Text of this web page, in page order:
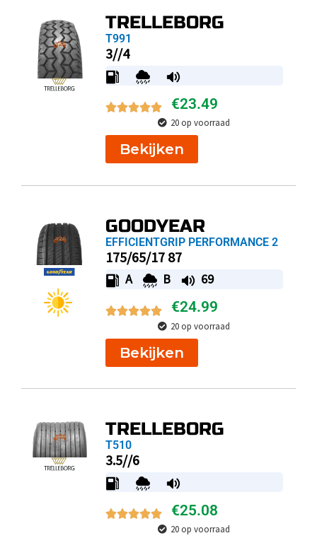
TRELLEBORG
T991
3//4
€23.49
20 op voorraad
Bekijken
GOODYEAR
EFFICIENTGRIP PERFORMANCE 2
175/65/17 87
A B 69
€24.99
20 op voorraad
Bekijken
TRELLEBORG
T510
3.5//6
€25.08
20 op voorraad